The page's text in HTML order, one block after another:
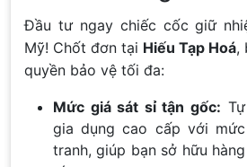
Đầu tư ngay chiếc cốc giữ
Mỹ! Chốt đơn tại Hiếu Tạp Hoá,
quyền bảo vệ tối đa:
Mức giá sát sỉ tận gốc:
gia dụng cao cấp với
tranh, giúp bạn sở hữu